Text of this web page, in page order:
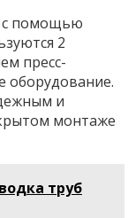
с помощью
2
пресс-
оборудование.
и
монтаже
труб